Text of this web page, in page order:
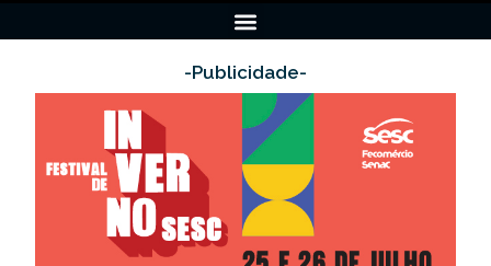
-Publicidade-